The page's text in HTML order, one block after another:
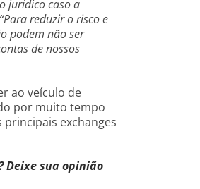
jurídico caso a
“Para reduzir o risco e
podem não ser
de nossos
ao veículo de
por muito tempo
principais exchanges
Deixe sua opinião